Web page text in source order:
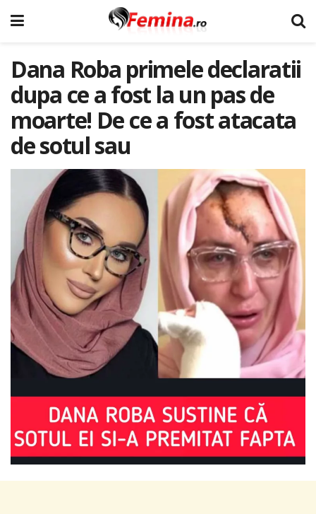
Dana Roba primele declaratii
dupa ce a fost la un pas de
moarte! De ce a fost atacata
de sotul sau